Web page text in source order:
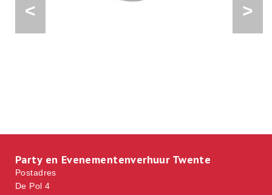
< >
Party en Evenementenverhuur Twente
Postadres
De Pol 4